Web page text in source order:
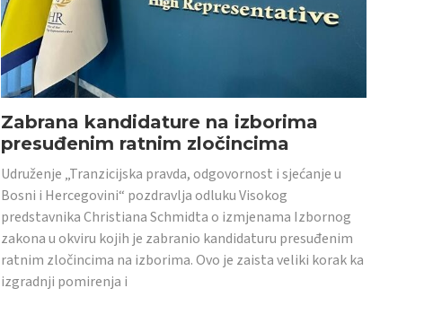
Zabrana kandidature na izborima
presuđenim ratnim zločincima
Udruženje „Tranzicijska pravda, odgovornost i sjećanje u
Bosni i Hercegovini“ pozdravlja odluku Visokog
predstavnika Christiana Schmidta o izmjenama Izbornog
zakona u okviru kojih je zabranio kandidaturu presuđenim
ratnim zločincima na izborima. Ovo je zaista veliki korak ka
izgradnji pomirenja i